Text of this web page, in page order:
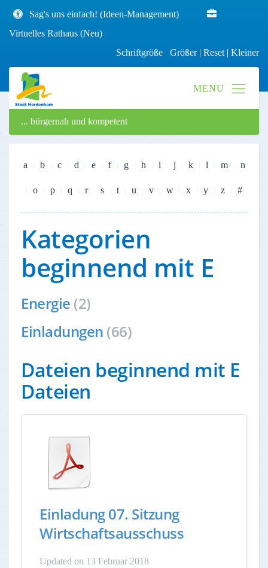
Sag's uns einfach! (Ideen-Management)
Virtuelles Rathaus (Neu)
Schriftgröße Größer| Reset | Kleiner
... bürgernah und kompetent
a b c d e f g h i j k l m n
o p q r s t u v w x y z #
Kategorien
beginnend mit E
Energie (2)
Einladungen (66)
Dateien beginnend mit E
Dateien
Einladung 07. Sitzung
Wirtschaftsausschuss
Updated on 13 Februar 2018